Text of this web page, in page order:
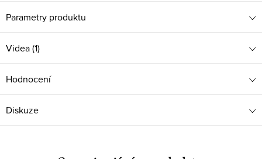
Parametry produktu
Videa (1)
Hodnocení
Diskuze